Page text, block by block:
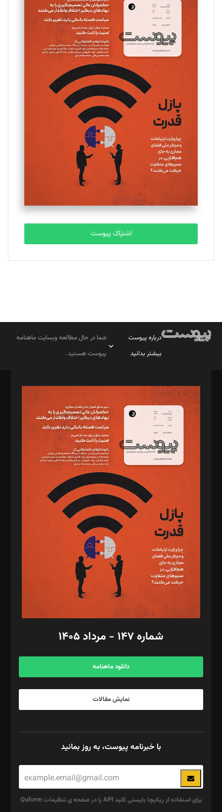
اشتراک پیوست
درباره پیوست
بیشتر بدانید
شما در حال مطالعه وبسایت ماهنامه
پیوست هستید.
مدیر مسئول: محمدباقر اثنی‌عشری
سردبیر: مهرک محمودی
دبیر تحریریه: میثم قاسمی
د‌بیر ناداستان: سمانه سمیع
د‌بیر خدمت و تجارت: ابوالفضل رجبی
د‌بیر حقوق فناوری: حسام‌الدین ایپکچی
د‌بیر پیوست جهان: مینا پاکدل
د‌بیر تحریریه آنلاین: بابک نقاش
تحریریه‌: مجتبی محمود‌ی، آرش برهمند، یسنا امان‌پور، سروش کرمیان،
مصطفی مسجدی آرانی، ابوالفضل رجبی، زهرا فکرانه، فائزه فتحی
رستمی،مصطفی باستان
ویرایش: نگار استاد‌‌آقا
طراح یونیفرم: مجید توکلی
فیلمبرداری و عکاسی: امیر شفیعی، مانی لطفی زاده
گرافیک و صفحه‌آرایی: سید‌سبحان‌علی ثابت
مد‌یر توسعه تجاری: کامبیز برید‌
امور مالی: شاپور رهبری، محمد‌ کاظمی‌نیا
آگهی و مشترکین: ۰۹۱۹۹۹۹۰۴۵۴
شماره ۱۴۷ - مرداد ۱۴۰۵
دانلود ماهنامه
نمایش مقالات
با خبرنامه پیوست، به روز بمانید
برای استفاده از ریکپچا بایستی کلید API را در صفحه ی تنظیمات Quform